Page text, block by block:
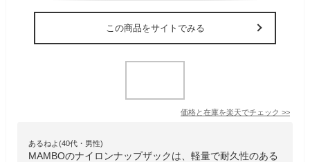
この商品をサイトでみる
価格と在庫を楽天でチェック >>
あるねよ(40代・男性)
MAMBOのナイロンナップザックは、軽量で耐久性のある